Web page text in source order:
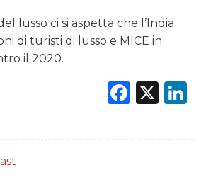
lusso ci si aspetta che l’India
di turisti di lusso e MICE in
il 2020.
X